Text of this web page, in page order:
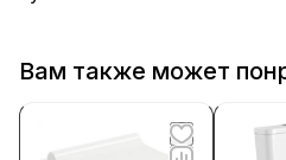
Вам также может